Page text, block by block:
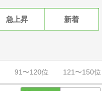
急上昇 新着
91〜120位 121〜150位